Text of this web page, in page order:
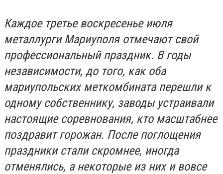
Каждое третье воскресенье июля
металлурги Мариуполя отмечают свой
профессиональный праздник. В годы
независимости, до того, как оба
мариупольских меткомбината перешли к
одному собственнику, заводы устраивали
настоящие соревнования, кто масштабнее
поздравит горожан. После поглощения
праздники стали скромнее, иногда
отменялись, а некоторые из них и вовсе